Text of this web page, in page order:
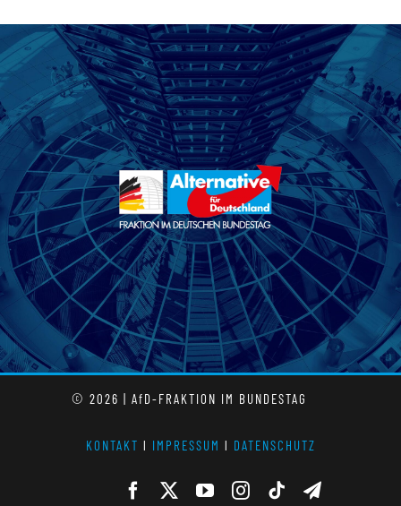
© 2026 | AfD-FRAKTION IM BUNDESTAG
KONTAKT l IMPRESSUM l DATENSCHUTZ